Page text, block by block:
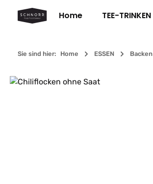
Hauptinhalt springen
Zur Suche springen
Zur Hauptnavigation springen
Home TEE-TRINKEN
Sie sind hier: Home ESSEN Backen
Bildergalerie überspringen